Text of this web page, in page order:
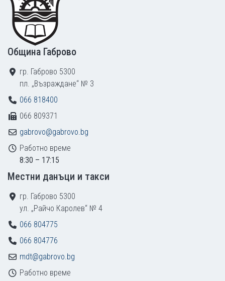
Община Габрово
гр. Габрово 5300
пл. „Възраждане“ № 3
066 818400
066 809371
gabrovo@gabrovo.bg
Работно време
8:30 – 17:15
Местни данъци и такси
гр. Габрово 5300
ул. „Райчо Каролев“ № 4
066 804775
066 804776
mdt@gabrovo.bg
Работно време